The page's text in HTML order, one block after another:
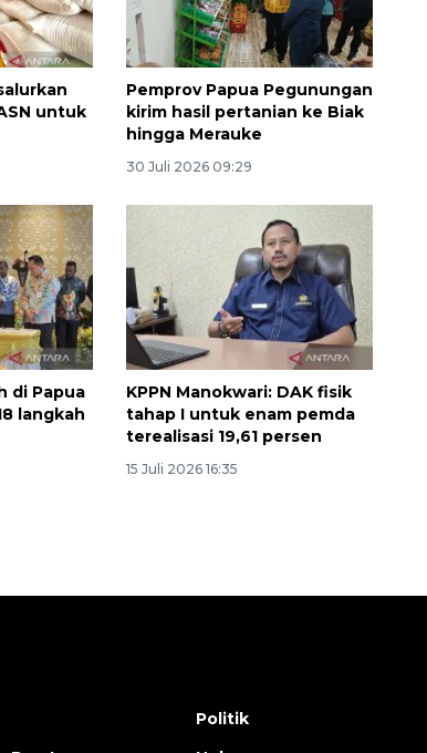
untuk
Pemprov Papua Pegunungan
kirim hasil pertanian ke Biak
hingga Merauke
30 Juli 2026 09:29
di Papua
langkah
KPPN Manokwari: DAK fisik
tahap I untuk enam pemda
terealisasi 19,61 persen
15 Juli 2026 16:35
160 ribu sambungan baru
jaringan gas 2026
2026-08-07 18:00:00
Politik